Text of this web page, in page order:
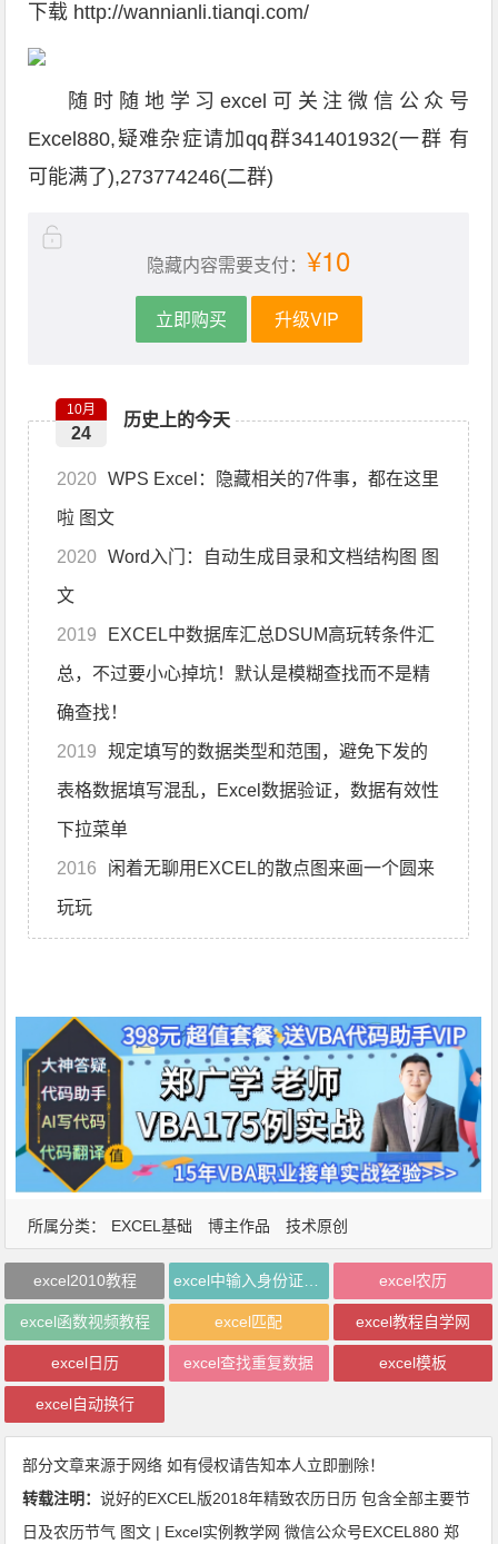
下载 http://wannianli.tianqi.com/
随时随地学习excel可关注微信公众号
Excel880,疑难杂症请加qq群341401932(一群 有
可能满了),273774246(二群)
隐藏内容需要支付： ¥10
立即购买 升级VIP
历史上的今天
10月
24
2020 WPS Excel：隐藏相关的7件事，都在这里
啦 图文
2020 Word入门：自动生成目录和文档结构图 图
文
2019 EXCEL中数据库汇总DSUM高玩转条件汇
总，不过要小心掉坑！默认是模糊查找而不是精
确查找！
2019 规定填写的数据类型和范围，避免下发的
表格数据填写混乱，Excel数据验证，数据有效性
下拉菜单
2016 闲着无聊用EXCEL的散点图来画一个圆来
玩玩
所属分类： EXCEL基础 博主作品 技术原创
excel2010教程 excel农历
excel函数视频教程 excel匹配 excel教程自学网
excel日历 excel查找重复数据 excel模板
excel自动换行
部分文章来源于网络 如有侵权请告知本人立即删除！
转载注明：说好的EXCEL版2018年精致农历日历 包含全部主要节
日及农历节气 图文 | Excel实例教学网 微信公众号EXCEL880 郑